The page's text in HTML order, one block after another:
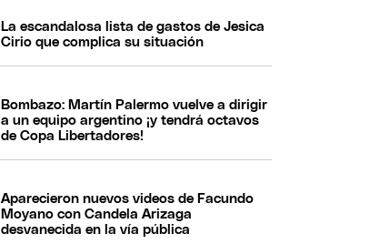
La escandalosa lista de gastos de Jesica
Cirio que complica su situación
Bombazo: Martín Palermo vuelve a dirigir
a un equipo argentino ¡y tendrá octavos
de Copa Libertadores!
Aparecieron nuevos videos de Facundo
Moyano con Candela Arizaga
desvanecida en la vía pública